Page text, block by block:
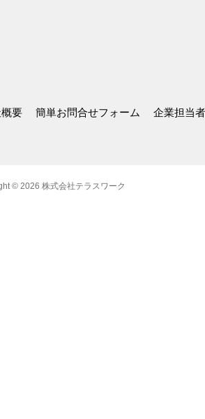
要 簡単お問合せフォーム 企業担当
© 2026 株式会社テラスワーク